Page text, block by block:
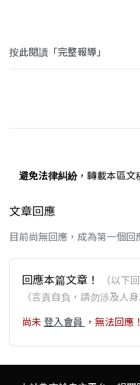
按此閱讀「完整報導」
避免法律糾紛，轉載本區文
文章回應
目前尚無回應，成為第一個回
回應本篇文章！
（以下
（言責自負，請勿涉及人
尚未 登入會員 ，無法回應！